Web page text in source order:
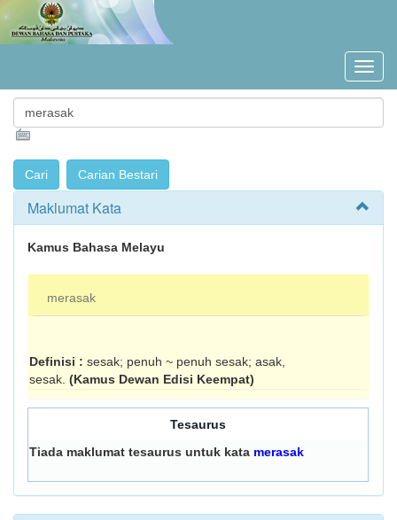
Maklumat Kata
Kamus Bahasa Melayu
merasak
Definisi : sesak; penuh ~ penuh sesak; asak,
sesak. (Kamus Dewan Edisi Keempat)
Tesaurus
Tiada maklumat tesaurus untuk kata merasak